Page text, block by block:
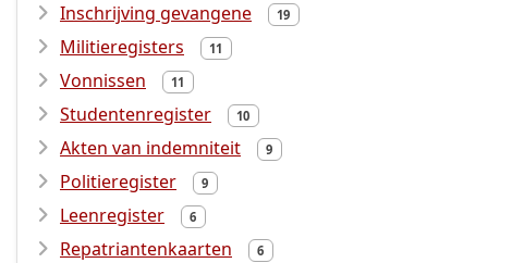
Inschrijving gevangene 19
Militieregisters 11
Vonnissen 11
Studentenregister 10
Akten van indemniteit 9
Politieregister 9
Leenregister 6
Repatriantenkaarten 6